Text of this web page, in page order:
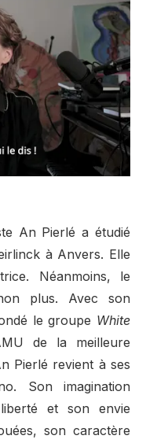
An Pierlé a étudié
à Anvers. Elle
Néanmoins, le
plus. Avec son
le groupe White
de la meilleure
Pierlé revient à ses
Son imagination
et son envie
son caractère